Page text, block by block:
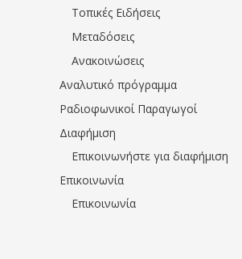
Τοπικές Ειδήσεις
Μεταδόσεις
Ανακοινώσεις
Αναλυτικό πρόγραμμα
Ραδιοφωνικοί Παραγωγοί
Διαφήμιση
Επικοινωνήστε για διαφήμιση
Επικοινωνία
Επικοινωνία